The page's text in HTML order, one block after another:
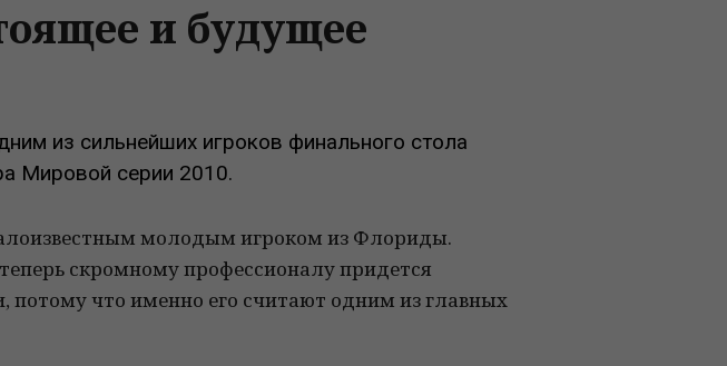
и будущее
из сильнейших игроков финального стола
Мировой серии 2010.
молодым игроком из Флориды.
скромному профессионалу придется
что именно его считают одним из главных